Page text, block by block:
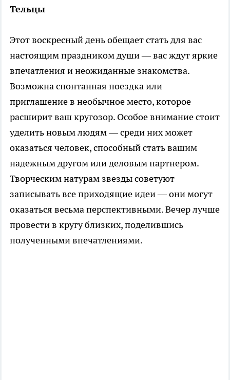
Тельцы
Этот воскресный день обещает стать для вас
настоящим праздником души — вас ждут яркие
впечатления и неожиданные знакомства.
Возможна спонтанная поездка или
приглашение в необычное место, которое
расширит ваш кругозор. Особое внимание стоит
уделить новым людям — среди них может
оказаться человек, способный стать вашим
надежным другом или деловым партнером.
Творческим натурам звезды советуют
записывать все приходящие идеи — они могут
оказаться весьма перспективными. Вечер лучше
провести в кругу близких, поделившись
полученными впечатлениями.